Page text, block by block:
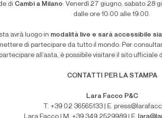
di Cambi a Milano: Venerdì 27 giugno, sabato 28
dalle ore 10:00 alle 19:00.
avrà luogo in modalità live e sarà accessibile
di partecipare da tutto il mondo. Per
all’asta, è possibile visitare il sito ufficiale
CONTATTI PER LA STAMPA
Lara Facco P&C
T. +39 02 36565133 | E.
Lara Facco | M. +39 349 2529989 | E.